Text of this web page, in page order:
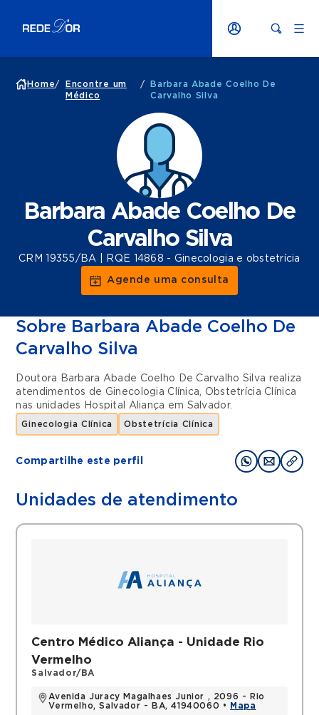
Home/
Encontre um
Médico
/
Barbara Abade Coelho De
Carvalho Silva
Barbara Abade Coelho De
Carvalho Silva
CRM 19355/BA | RQE 14868 - Ginecologia e obstetrícia
Agende uma consulta
Sobre Barbara Abade Coelho De
Carvalho Silva
Doutora Barbara Abade Coelho De Carvalho Silva realiza
atendimentos de Ginecologia Clínica, Obstetrícia Clínica
nas unidades
Hospital Aliança em Salvador.
Ginecologia Clínica Obstetrícia Clínica
Compartilhe este perfil
Unidades de atendimento
Centro Médico Aliança - Unidade Rio
Vermelho
Salvador/BA
Avenida Juracy Magalhaes Junior , 2096 - Rio
Vermelho, Salvador - BA, 41940060 •
Mapa